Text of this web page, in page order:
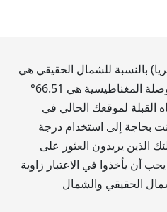
بالنسبة للشمال الحقيقي هي
المغناطيسية هي 66.51
°
القبلة لموقعك الحالي في
بحاجة إلى استخدام درجة
الذين يريدون العثور على
أن يأخذوا في الاعتبار زاوية
الحقيقي والشمال